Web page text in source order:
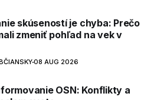
skúseností je chyba: Prečo
zmeniť pohľad na vek v
08 AUG 2026
OSN: Konflikty a